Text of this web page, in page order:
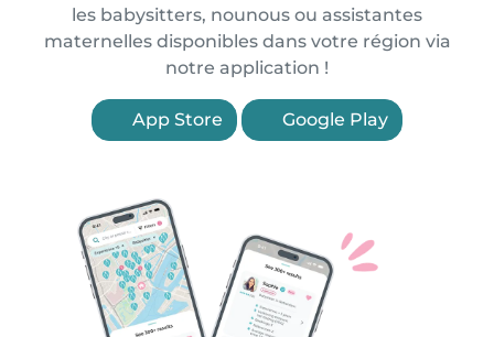
les babysitters, nounous ou assistantes
maternelles disponibles dans votre région via
notre application !
App Store Google Play